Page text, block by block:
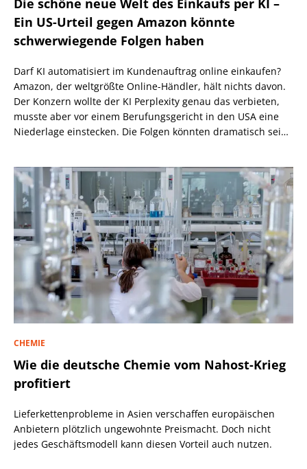
Ein US-Urteil gegen Amazon könnte
schwerwiegende Folgen haben
Darf KI automatisiert im Kundenauftrag online einkaufen?
Amazon, der weltgrößte Online-Händler, hält nichts davon.
Der Konzern wollte der KI Perplexity genau das verbieten,
musste aber vor einem Berufungsgericht in den USA eine
Niederlage einstecken. Die Folgen könnten dramatisch sein,
CHEMIE
Wie die deutsche Chemie vom Nahost-Krieg
profitiert
Lieferkettenprobleme in Asien verschaffen europäischen
Anbietern plötzlich ungewohnte Preismacht. Doch nicht
jedes Geschäftsmodell kann diesen Vorteil auch nutzen.